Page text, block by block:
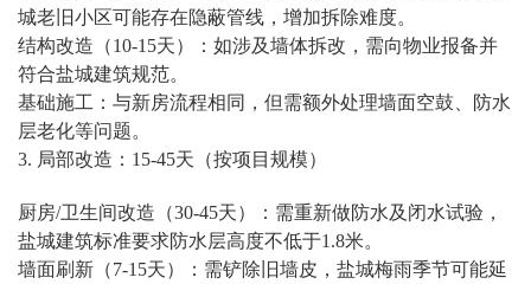
城老旧小区可能存在隐蔽管线，增加拆除难度。
结构改造（10-15天）：如涉及墙体拆改，需向物业报备并
符合盐城建筑规范。
基础施工：与新房流程相同，但需额外处理墙面空鼓、防水
层老化等问题。
3. 局部改造：15-45天（按项目规模）
厨房/卫生间改造（30-45天）：需重新做防水及闭水试验，
盐城建筑标准要求防水层高度不低于1.8米。
墙面刷新（7-15天）：需铲除旧墙皮，盐城梅雨季节可能延